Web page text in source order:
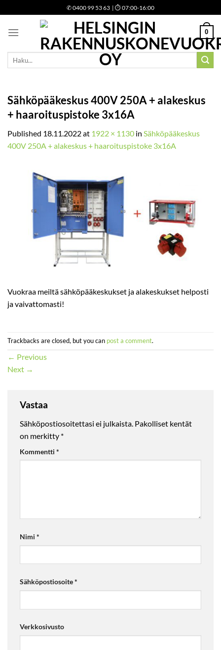
to
content
✆0400 99 53 63 | ⏱ 07:00-16:00
0
Etsi:
Sähköpääkeskus 400V 250A + alakeskus
+ haaroituspistoke 3x16A
Published 18.11.2022at 1922 × 1130 in Sähköpääkeskus
400V 250A + alakeskus + haaroituspistoke 3x16A
Vuokraa meiltä sähköpääkeskukset ja alakeskukset helposti
ja vaivattomasti!
Trackbacks are closed, but you can post a comment.
← Previous
Next →
Vastaa
Sähköpostiosoitettasi ei julkaista. Pakolliset kentät
on merkitty *
Kommentti *
Nimi *
Sähköpostiosoite*
Verkkosivusto